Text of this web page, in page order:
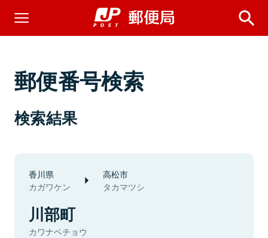
郵便番号検索
検索結果
香川県
カガワケン
高松市
タカマツシ
川部町
カワナベチョウ